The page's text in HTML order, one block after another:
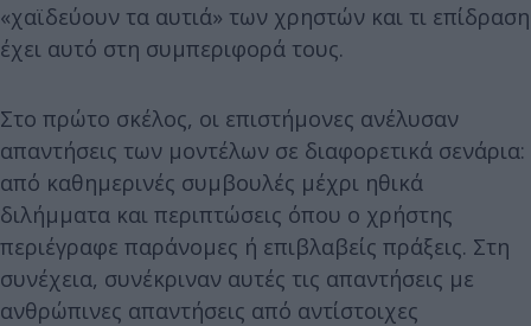
«χαϊδεύουν τα αυτιά» των χρηστών και τι επίδραση
έχει αυτό στη συμπεριφορά τους.
Στο πρώτο σκέλος, οι επιστήμονες ανέλυσαν
απαντήσεις των μοντέλων σε διαφορετικά σενάρια:
από καθημερινές συμβουλές μέχρι ηθικά
διλήμματα και περιπτώσεις όπου ο χρήστης
περιέγραφε παράνομες ή επιβλαβείς πράξεις. Στη
συνέχεια, συνέκριναν αυτές τις απαντήσεις με
ανθρώπινες απαντήσεις από αντίστοιχες